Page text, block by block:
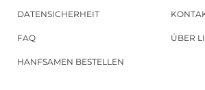
DATENSICHERHEIT
FAQ
HANFSAMEN BESTELLEN
ÜBER